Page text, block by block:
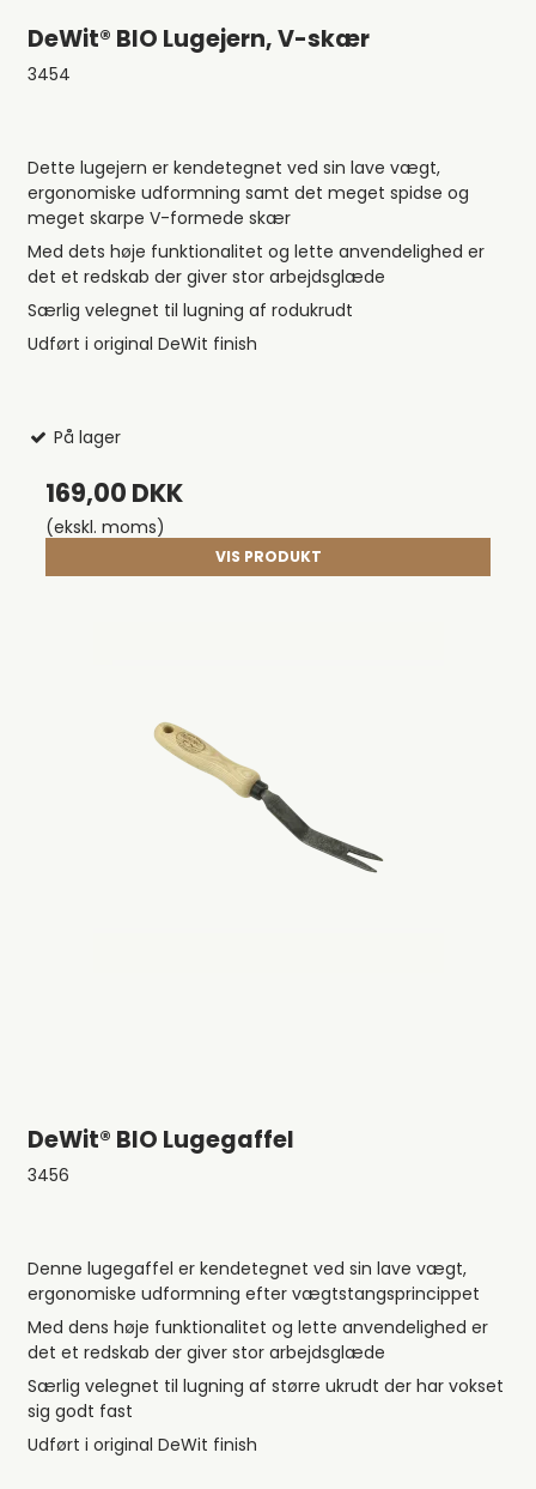
DeWit® BIO Lugejern, V-skær
3454
Dette lugejern er kendetegnet ved sin lave vægt,
ergonomiske udformning samt det meget spidse og
meget skarpe V-formede skær
Med dets høje funktionalitet og lette anvendelighed er
det et redskab der giver stor arbejdsglæde
Særlig velegnet til lugning af rodukrudt
Udført i original DeWit finish
På lager
169,00 DKK
(ekskl. moms)
VIS PRODUKT
DeWit® BIO Lugegaffel
3456
Denne lugegaffel er kendetegnet ved sin lave vægt,
ergonomiske udformning efter vægtstangsprincippet
Med dens høje funktionalitet og lette anvendelighed er
det et redskab der giver stor arbejdsglæde
Særlig velegnet til lugning af større ukrudt der har vokset
sig godt fast
Udført i original DeWit finish